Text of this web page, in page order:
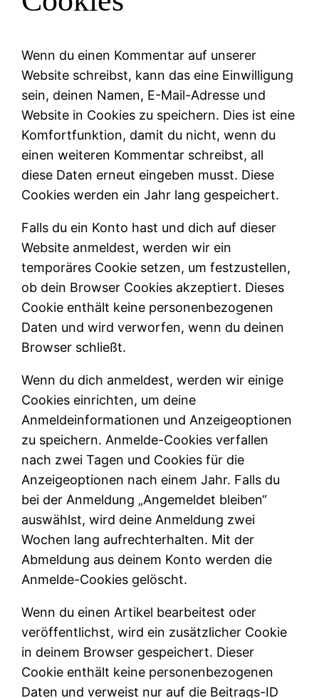
Wenn du einen Kommentar auf unserer
Website schreibst, kann das eine Einwilligung
sein, deinen Namen, E-Mail-Adresse und
Website in Cookies zu speichern. Dies ist eine
Komfortfunktion, damit du nicht, wenn du
einen weiteren Kommentar schreibst, all
diese Daten erneut eingeben musst. Diese
Cookies werden ein Jahr lang gespeichert.
Falls du ein Konto hast und dich auf dieser
Website anmeldest, werden wir ein
temporäres Cookie setzen, um festzustellen,
ob dein Browser Cookies akzeptiert. Dieses
Cookie enthält keine personenbezogenen
Daten und wird verworfen, wenn du deinen
Browser schließt.
Wenn du dich anmeldest, werden wir einige
Cookies einrichten, um deine
Anmeldeinformationen und Anzeigeoptionen
zu speichern. Anmelde-Cookies verfallen
nach zwei Tagen und Cookies für die
Anzeigeoptionen nach einem Jahr. Falls du
bei der Anmeldung „Angemeldet bleiben“
auswählst, wird deine Anmeldung zwei
Wochen lang aufrechterhalten. Mit der
Abmeldung aus deinem Konto werden die
Anmelde-Cookies gelöscht.
Wenn du einen Artikel bearbeitest oder
veröffentlichst, wird ein zusätzlicher Cookie
in deinem Browser gespeichert. Dieser
Cookie enthält keine personenbezogenen
Daten und verweist nur auf die Beitrags-ID